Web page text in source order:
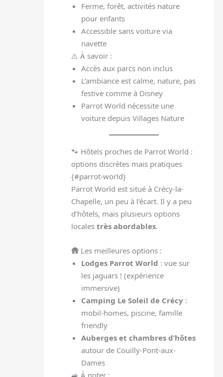
Ferme, forêt, activités nature
pour enfants
Accessible sans voiture via
navette
⚠️ À savoir :
Accès aux parcs non inclus
L’ambiance est calme, nature, pas
festive comme à Disney
Parrot World nécessite une
voiture depuis Villages Nature
🐾 Hôtels proches de Parrot World :
options discrètes mais pratiques
{#parrot-world}
Parrot World est situé à Crécy-la-
Chapelle, un peu à l’écart. Il y a peu
d’hôtels, mais plusieurs options
localestrès abordables.
🛖 Les meilleures options :
Lodges Parrot World : vue sur
les jaguars ! (expérience
immersive)
Camping Le Soleil de Crécy :
mobil-homes, piscine, famille
friendly
Auberges et chambres d’hôtes
autour de Couilly-Pont-aux-
Dames
🚙 À noter :